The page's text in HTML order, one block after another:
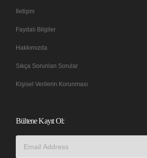
İletişim
Faydalı Bilgiler
Hakkımızda
Sıkça Sorunlan Sorular
Kişisel Verilerin Korunması
Bültene Kayıt Ol: